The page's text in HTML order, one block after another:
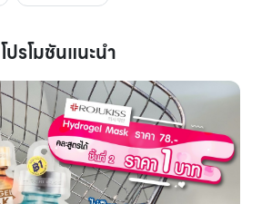
โปรโมชันแนะนำ